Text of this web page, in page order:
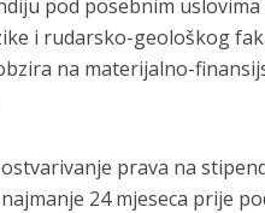
pod posebnim
i rudarsko-geološkog
na materijalno-
prava na
24 mjeseca prije